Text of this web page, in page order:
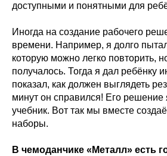
доступными и понятными для
Иногда на создание рабочего
времени. Например, я долго
которую можно легко повторить,
получалось. Тогда я дал ребёнку
показал, как должен выглядеть
минут он справился! Его решение
учебник. Вот так мы вместе
наборы.
В чемоданчике «Металл» есть